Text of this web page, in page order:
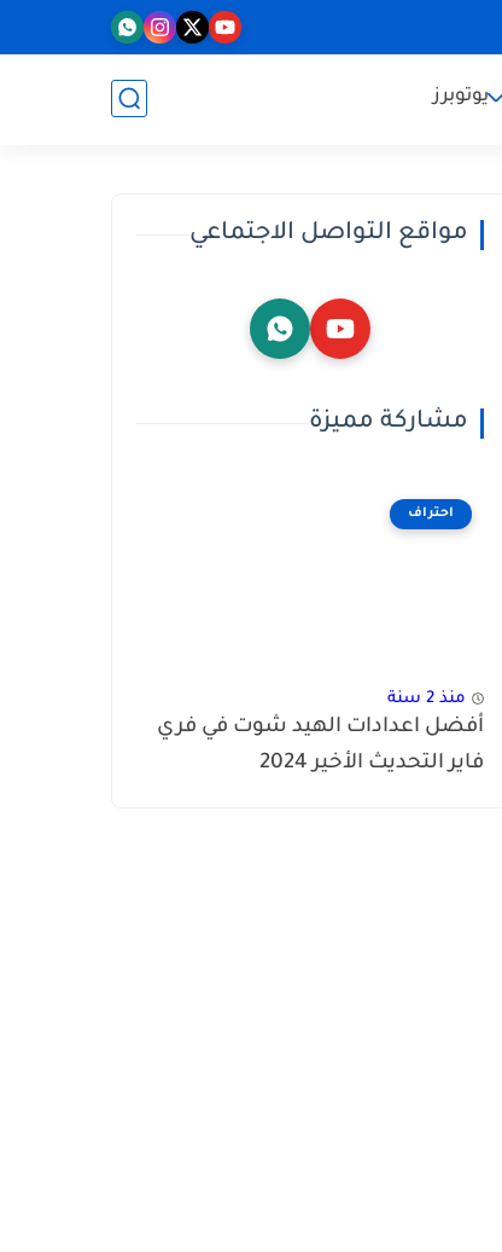
يوتوبرز
مواقع التواصل الاجتماعي
مشاركة مميزة
احتراف
منذ 2 سنة
أفضل اعدادات الهيد شوت في فري
فاير التحديث الأخير 2024